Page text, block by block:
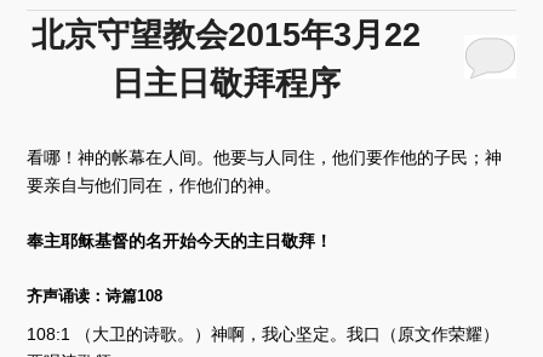
北京守望教会2015年3月22
日主日敬拜程序
看哪！神的帐幕在人间。他要与人同住，他们要作他的子民；神
要亲自与他们同在，作他们的神。
奉主耶稣基督的名开始今天的主日敬拜！
齐声诵读：诗篇108
108:1 （大卫的诗歌。）神啊，我心坚定。我口（原文作荣耀）